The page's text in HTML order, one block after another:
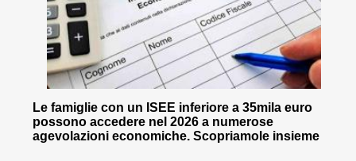
Le famiglie con un ISEE inferiore a 35mila euro
possono accedere nel 2026 a numerose
agevolazioni economiche. Scopriamole insieme